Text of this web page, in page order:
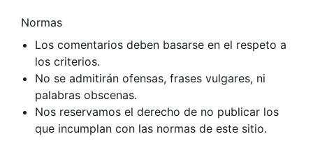
Normas
Los comentarios deben basarse en el respeto a
los criterios.
No se admitirán ofensas, frases vulgares, ni
palabras obscenas.
Nos reservamos el derecho de no publicar los
que incumplan con las normas de este sitio.